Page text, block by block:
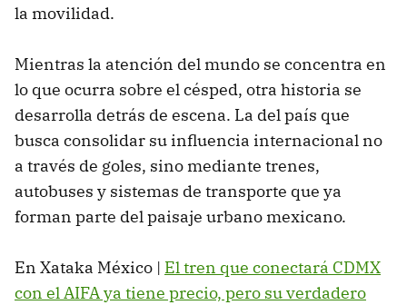
la movilidad.
Mientras la atención del mundo se concentra en
lo que ocurra sobre el césped, otra historia se
desarrolla detrás de escena. La del país que
busca consolidar su influencia internacional no
a través de goles, sino mediante trenes,
autobuses y sistemas de transporte que ya
forman parte del paisaje urbano mexicano.
En Xataka México | El tren que conectará CDMX
con el AIFA ya tiene precio, pero su verdadero